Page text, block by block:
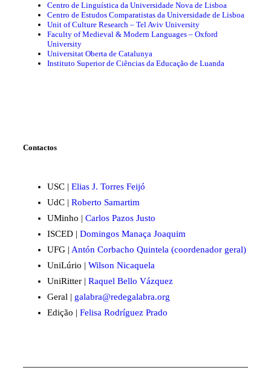
Centro de Linguística da Universidade Nova de Lisboa
Centro de Estudos Comparatistas da Universidade de Lisboa
Unit of Culture Research – Tel Aviv University
Faculty of Medieval & Modern Languages – Oxford
University
Universitat Oberta de Catalunya
Instituto Superior de Ciências da Educação de Luanda
Contactos
USC | Elias J. Torres Feijó
UdC | Roberto Samartim
UMinho | Carlos Pazos Justo
ISCED | Domingos Manaça Joaquim
UFG | Antón Corbacho Quintela (coordenador geral)
UniLúrio | Wilson Nicaquela
UniRitter | Raquel Bello Vázquez
Geral | galabra@redegalabra.org
Edição | Felisa Rodríguez Prado